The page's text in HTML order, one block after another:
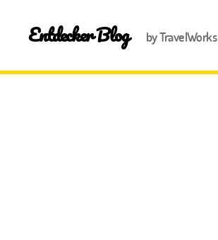
Entdecker Blog by TravelWorks